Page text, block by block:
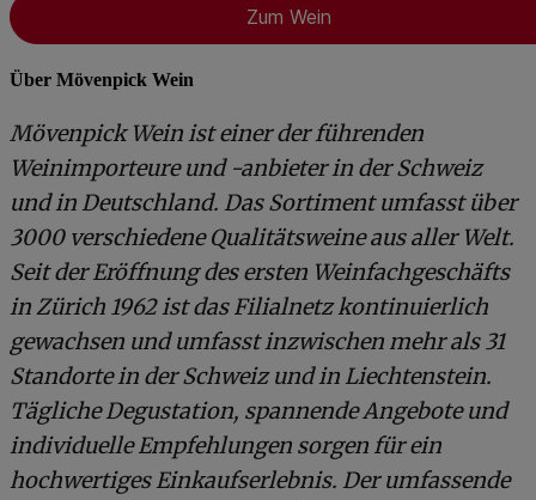
Zum Wein
Über Mövenpick Wein
Mövenpick Wein ist einer der führenden
Weinimporteure und -anbieter in der Schweiz
und in Deutschland. Das Sortiment umfasst über
3000 verschiedene Qualitätsweine aus aller Welt.
Seit der Eröffnung des ersten Weinfachgeschäfts
in Zürich 1962 ist das Filialnetz kontinuierlich
gewachsen und umfasst inzwischen mehr als 31
Standorte in der Schweiz und in Liechtenstein.
Tägliche Degustation, spannende Angebote und
individuelle Empfehlungen sorgen für ein
hochwertiges Einkaufserlebnis. Der umfassende